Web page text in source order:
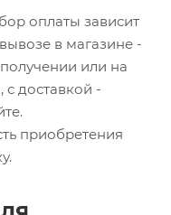
оплаты зависит
в магазине -
или на
доставкой -
приобретения